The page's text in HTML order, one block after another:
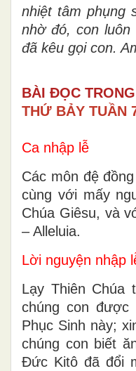
nhiệt tâm phụng
nhờ đó, con luôn
đã kêu gọi con.
BÀI ĐỌC
THỨ BẢY TUẦN
Ca nhập lễ
Các môn đệ
cùng với mấy
Chúa Giêsu, và
– Alleluia.
Lời nguyện nhập
Lạy Thiên Chúa
chúng con được
Phục Sinh này;
chúng con biết
Ðức Kitô đã đổi